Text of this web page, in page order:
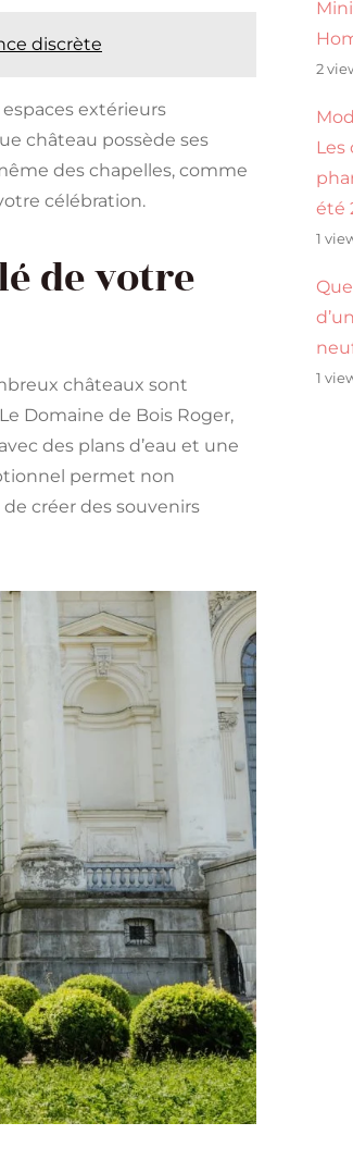
discrète
extérieurs
château possède ses
des chapelles, comme
célébration.
de votre
châteaux sont
Domaine de Bois Roger,
des plans d’eau et une
permet non
créer des souvenirs
2
Les
été
1
1